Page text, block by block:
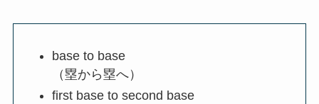
base to base
（塁から塁へ）
first base to second base